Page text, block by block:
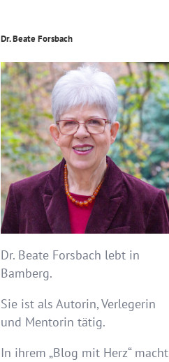
Dr. Beate Forsbach
Dr. Beate Forsbach lebt in
Bamberg.
Sie ist als Autorin, Verlegerin
und Mentorin tätig.
In ihrem „Blog mit Herz“ macht